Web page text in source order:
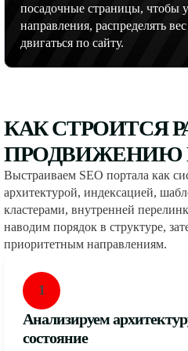
посадочные страницы, чтобы
направления, распределять
двигаться по сайту.
КАК СТРОИТСЯ
ПРОДВИЖЕНИЮ
Выстраиваем SEO портала как
архитектурой, индексацией,
кластерами, внутренней
наводим порядок в структуре,
приоритетным направлениям.
1
Анализируем
состояние